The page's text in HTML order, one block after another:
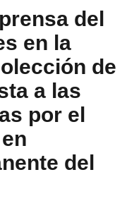
del
en la
de
a las
por el
del